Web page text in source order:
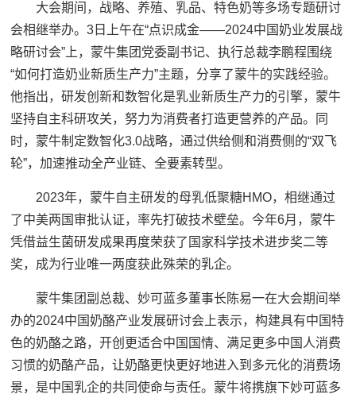
大会期间，战略、养殖、乳品、特色奶等多场专题研讨
会相继举办。3日上午在“点识成金——2024中国奶业发展战
略研讨会”上，蒙牛集团党委副书记、执行总裁李鹏程围绕
“如何打造奶业新质生产力”主题，分享了蒙牛的实践经验。
他指出，研发创新和数智化是乳业新质生产力的引擎，蒙牛
坚持自主科研攻关，努力为消费者打造更营养的产品。同
时，蒙牛制定数智化3.0战略，通过供给侧和消费侧的“双飞
轮”，加速推动全产业链、全要素转型。
2023年，蒙牛自主研发的母乳低聚糖HMO，相继通过
了中美两国审批认证，率先打破技术壁垒。今年6月，蒙牛
凭借益生菌研发成果再度荣获了国家科学技术进步奖二等
奖，成为行业唯一两度获此殊荣的乳企。
蒙牛集团副总裁、妙可蓝多董事长陈易一在大会期间举
办的2024中国奶酪产业发展研讨会上表示，构建具有中国特
色的奶酪之路，开创更适合中国国情、满足更多中国人消费
习惯的奶酪产品，让奶酪更快更好地进入到多元化的消费场
景，是中国乳企的共同使命与责任。蒙牛将携旗下妙可蓝多